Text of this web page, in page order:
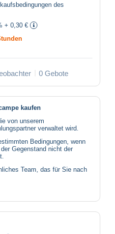
des
+ 0,30 €
0 Gebote
kaufen
von unserem
verwaltet wird.
Bedingungen, wenn
Gegenstand nicht der
Team, das für Sie nach